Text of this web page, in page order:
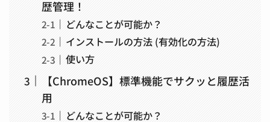
歴管理！
どんなことが可能か？
インストールの方法 (有効化の方法)
使い方
【ChromeOS】標準機能でサクッと履歴活
用
どんなことが可能か？